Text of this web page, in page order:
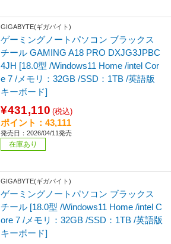
GIGABYTE(ギガバイト)
ゲーミングノートパソコン ブラックス
チール GAMING A18 PRO DXJG3JPBC
4JH [18.0型 /Windows11 Home /intel Cor
e 7 /メモリ：32GB /SSD：1TB /英語版
キーボード]
¥431,110 (税込)
ポイント：43,111
発売日：2026/04/11発売
在庫あり
GIGABYTE(ギガバイト)
ゲーミングノートパソコン ブラックス
チール [18.0型 /Windows11 Home /intel C
ore 7 /メモリ：32GB /SSD：1TB /英語版
キーボード]